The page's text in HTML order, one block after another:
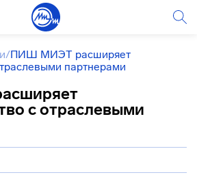
/ПИШ МИЭТ расширяет
партнерами
с отраслевыми